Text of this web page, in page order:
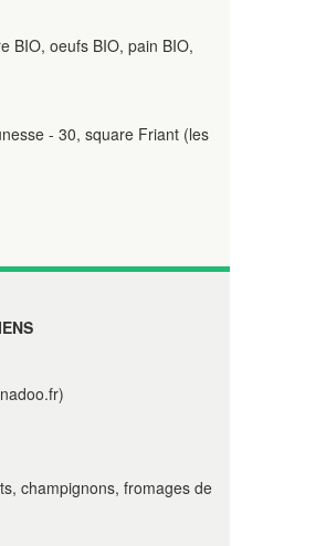
BIO, oeufs BIO, pain BIO,
- 30, square Friant (les
champignons, fromages de